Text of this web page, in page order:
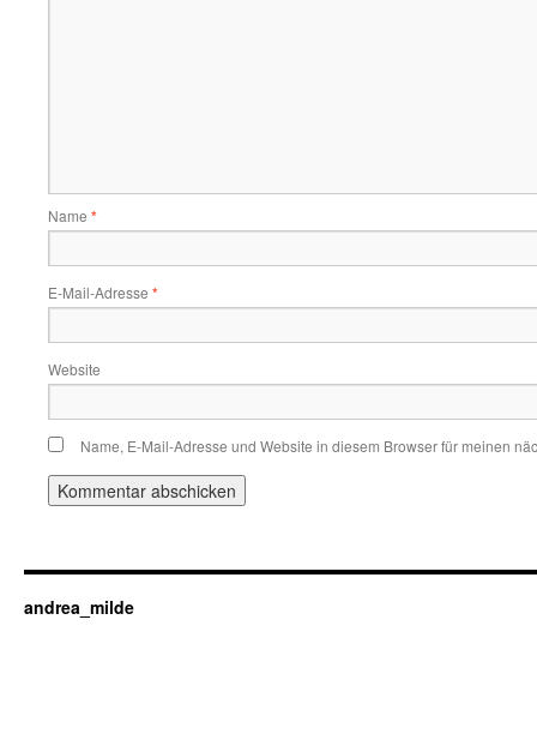
Name *
E-Mail-Adresse *
Website
Name, E-Mail-Adresse und Website in diesem Browser für meinen
andrea_milde